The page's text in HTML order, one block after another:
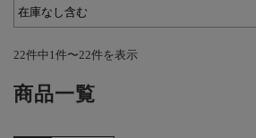
22件中1件〜22件を表示
商品一覧